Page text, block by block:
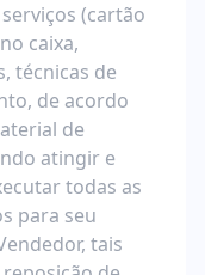
(cartão
caixa,
técnicas de
de acordo
de
atingir e
todas as
para seu
tais